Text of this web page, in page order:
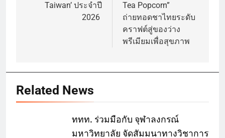
Taiwan’ ประจำปี
2026
Tea Popcorn”
ถ่ายทอดชาไทยระดับ
คราฟต์สู่ของว่าง
พรีเมียมเพื่อสุขภาพ
Related News
ททท. ร่วมมือกับ จุฬาลงกรณ์
มหาวิทยาลัย จัดสัมมนาทางวิชาการ